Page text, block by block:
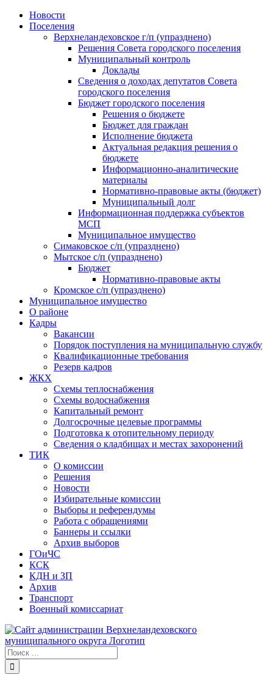
Skip
Новости
Поселения
Верхнеландеховское г/п (упразднено)
Решения Совета городского поселения
Муниципальный контроль
Доклады
Сведения о доходах депутатов Совета
городского поселения
Бюджет городского поселения
Решения о бюджете
Бюджет для граждан
Исполнение бюджета
Актуальная редакция решения о
бюджете
Информационно-аналитические
материалы
Нормативно-правовые акты (бюджет)
Муниципальный долг
Информационная поддержка субъектов
МСП
Муниципальное имущество
Симаковское с/п (упразднено)
Мытское с/п (упразднено)
Бюджет
Нормативно-правовые акты
Кромское с/п (упразднено)
Муниципальное имущество
О районе
Кадры
Вакансии
Порядок поступления на муниципальную службу
Квалификационные требования
Резерв кадров
ЖКХ
Схемы теплоснабжения
Схемы водоснабжения
Капитальный ремонт
Долгосрочные целевые программы
Подготовка к отопительному периоду
Сведения о кладбищах и местах захоронений
ТИК
О комиссии
Решения
Новости
Избирательные комиссии
Выборы и референдумы
Работа с обращениями
Баннеры и ссылки
Архив выборов
ГОиЧС
КСК
КДН и ЗП
Архив
Транспорт
Военный комиссариат
Результат
поиска: